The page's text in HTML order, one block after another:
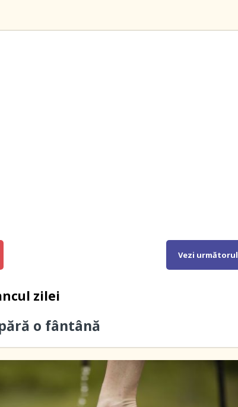
Vezi următorul
zilei
o fântână